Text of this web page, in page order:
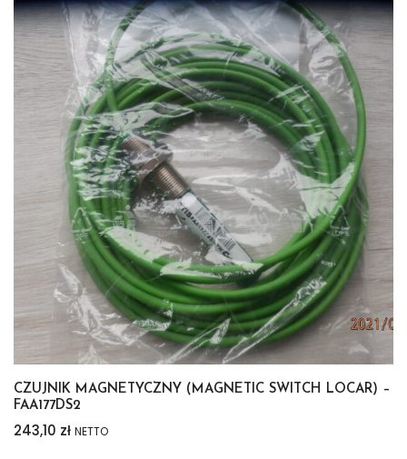
CZUJNIK MAGNETYCZNY (MAGNETIC SWITCH LOCAR) –
FAA177DS2
243,10 zł NETTO